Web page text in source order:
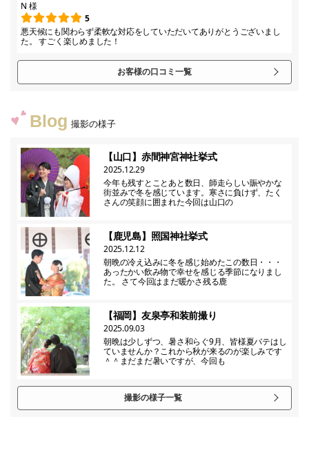
N 様
5
悪天候にも関わらず柔軟な対応をしていただいてありがとうございまし
た。 すごく楽しめました！
お客様の口コミ一覧
Blog 撮影の様子
【山口】赤間神宮神社挙式
2025.12.29
今年も残すとことあと数日、師走らしい賑やかな
街並みで冬を感じています。寒さに負けず、たく
さんの笑顔に囲まれた今回は山口の
【鹿児島】照国神社挙式
2025.12.12
朝晩の冷え込みに冬を感じ始めたこの数日・・・
あったかい飲み物で幸せを感じる季節になりまし
た。 さて今回はまだ暖かさ残る鹿
【福岡】友泉亭和装前撮り
2025.09.03
朝晩は少しずつ、暑さ和らぐ9月、皆様夏バテはし
ていませんか？これから秋が来るのが楽しみです
＾＾まだまだ暑いですが、今回も
撮影の様子一覧